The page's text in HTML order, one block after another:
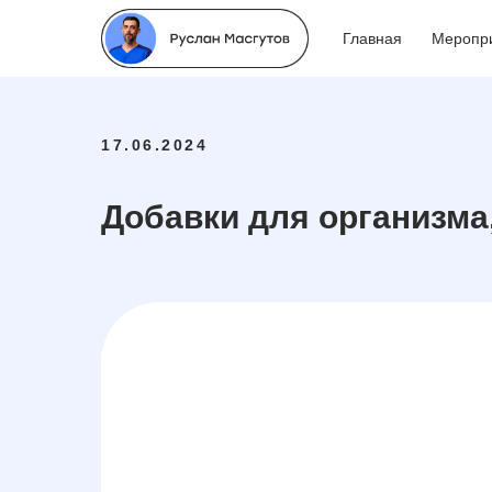
Главная
17.06.2024
Добавки для